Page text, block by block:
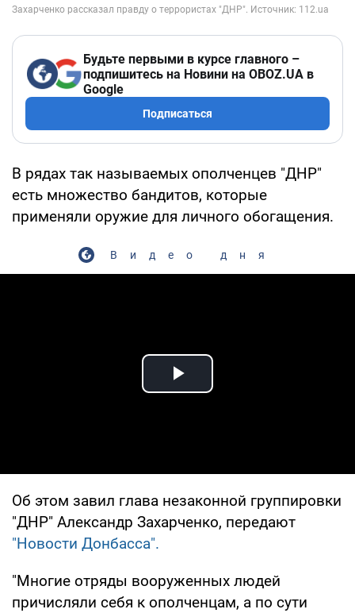
Будьте первыми в курсе главного –
подпишитесь на Новини на OBOZ.UA в
Google
Подписаться
В рядах так называемых ополченцев "ДНР"
есть множество бандитов, которые
применяли оружие для личного обогащения.
Видео дня
Play Video
Об этом завил глава незаконной группировки
"ДНР" Александр Захарченко, передают
"Новости Донбасса".
"Многие отряды вооруженных людей
причисляли себя к ополченцам, а по сути